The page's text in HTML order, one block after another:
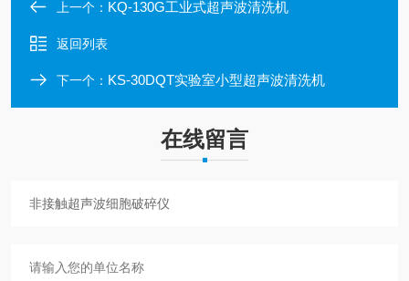
上一个： KQ-130G工业式超声波清洗机
返回列表
下一个： KS-30DQT实验室小型超声波清洗机
在线留言